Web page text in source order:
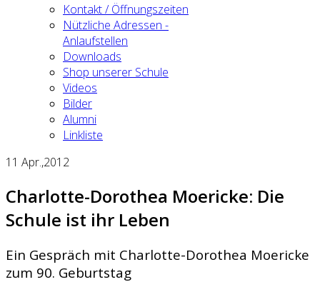
Kontakt / Öffnungszeiten
Nützliche Adressen -
Anlaufstellen
Downloads
Shop unserer Schule
Videos
Bilder
Alumni
Linkliste
11 Apr.,2012
Charlotte-Dorothea Moericke: Die
Schule ist ihr Leben
Ein Gespräch mit Charlotte-Dorothea Moericke
zum 90. Geburtstag